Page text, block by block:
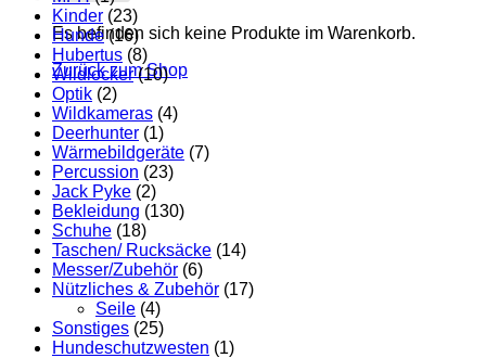
Es befinden sich keine Produkte im Warenkorb.
Zurück zum Shop
Kinder (23)
Hunde (16)
Hubertus (8)
Wildlocker (10)
Optik (2)
Wildkameras (4)
Deerhunter (1)
Wärmebildgeräte (7)
Percussion (23)
Jack Pyke (2)
Bekleidung (130)
Schuhe (18)
Taschen/ Rucksäcke (14)
Messer/Zubehör (6)
Nützliches & Zubehör (17)
Seile (4)
Sonstiges (25)
Hundeschutzwesten (1)